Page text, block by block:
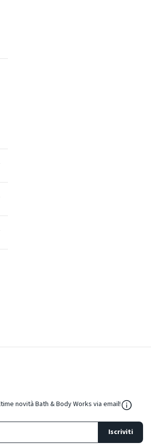
novità Bath & Body Works via email!
Iscriviti